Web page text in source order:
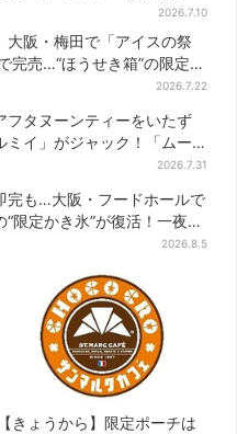
る“くまちゃんアイス”と一緒
2026.7.10
大阪・梅田で「アイスの祭
完売…“ほうせき箱”の限定メ
2026.7.22
フタヌーンティーをいたず
ミイ」がジャック！「ムー
2026.7.31
完も…大阪・フードホールで
“限定かき氷”が復活！一夜限
2026.8.5
【きょうから】限定ポーチは